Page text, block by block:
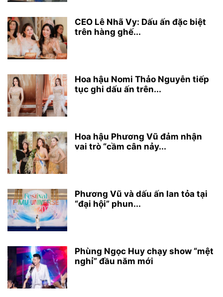
CEO Lê Nhã Vy: Dấu ấn đặc biệt
trên hàng ghế...
Hoa hậu Nomi Thảo Nguyễn tiếp
tục ghi dấu ấn trên...
Hoa hậu Phương Vũ đảm nhận
vai trò “cầm cân nảy...
Phương Vũ và dấu ấn lan tỏa tại
“đại hội” phun...
Phùng Ngọc Huy chạy show “mệt
nghỉ” đầu năm mới